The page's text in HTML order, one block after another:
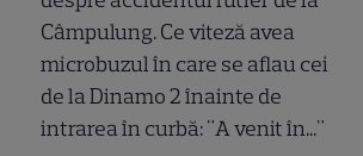
Câmpulung. Ce viteză avea
microbuzul în care se aflau cei
de la Dinamo 2 înainte de
intrarea în curbă: "A venit în..."